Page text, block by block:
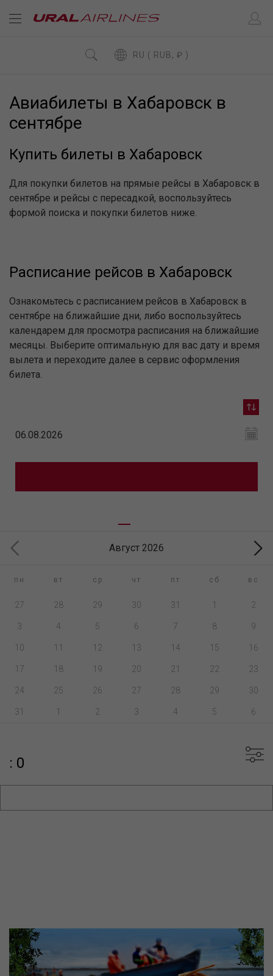
RU ( RUB, ₽ )
Авиабилеты в Хабаровск в
сентябре
Купить билеты в Хабаровск
Для покупки билетов на прямые рейсы в Хабаровск в
сентябре и рейсы с пересадкой, воспользуйтесь
формой поиска и покупки билетов ниже.
Расписание рейсов в Хабаровск
Ознакомьтесь с расписанием рейсов в Хабаровск в
сентябре на ближайшие дни, либо воспользуйтесь
календарем для просмотра расписания на ближайшие
месяцы. Выберите оптимальную для вас дату и время
вылета и переходите далее в сервис оформления
билета.
Август 2026
пн вт ср чт пт сб вс
27 28 29 30 31 1 2
3 4 5 6 7 8 9
10 11 12 13 14 15 16
17 18 19 20 21 22 23
24 25 26 27 28 29 30
31 1 2 3 4 5 6
: 0